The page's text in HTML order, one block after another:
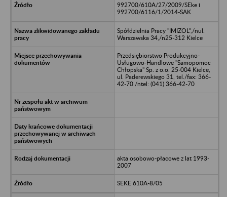
992700/610A/27/2009/SEke i
992700/6116/1/2014-SAK
Spółdzielnia Pracy "IMIZOL",/nul.
Warszawska 34,/n25-312 Kielce
Przedsiębiorstwo Produkcyjno-
Usługowo-Handlowe "Samopomoc
Chłopska" Sp. z o.o. 25-004 Kielce,
ul. Paderewskiego 31, tel./fax: 366-
42-70 /ntel: (041) 366-42-70
akta osobowo-płacowe z lat 1993-
2007
SEKE 610A-8/05